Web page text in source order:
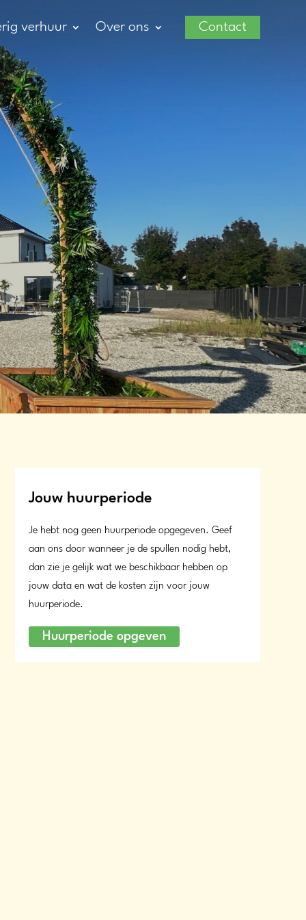
verhuur Over ons Contact
Jouw huurperiode
Je hebt nog geen huurperiode opgegeven. Geef
aan ons door wanneer je de spullen nodig hebt,
dan zie je gelijk wat we beschikbaar hebben op
jouw data en wat de kosten zijn voor jouw
huurperiode.
Huurperiode opgeven